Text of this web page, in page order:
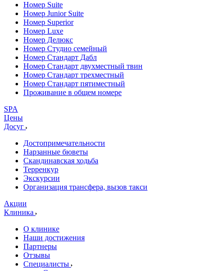
Номер Suite
Номер Junior Suite
Номер Superior
Номер Luxe
Номер Делюкс
Номер Студио семейный
Номер Стандарт Дабл
Номер Стандарт двухместный твин
Номер Стандарт трехместный
Номер Стандарт пятиместный
Проживание в общем номере
SPA
Цены
Досуг
Достопримечательности
Нарзанные бюветы
Скандинавская ходьба
Терренкур
Экскурсии
Организация трансфера, вызов такси
Акции
Клиника
О клинике
Наши достижения
Партнеры
Отзывы
Специалисты